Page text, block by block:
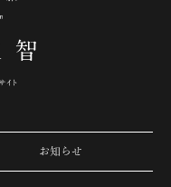
お知らせ